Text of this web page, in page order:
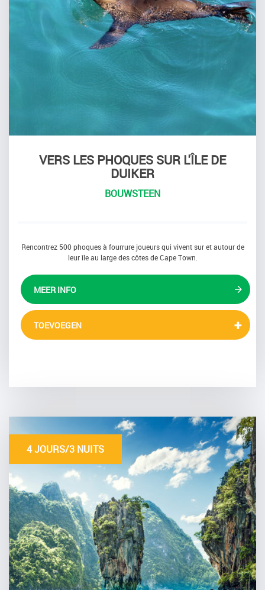
VERS LES PHOQUES SUR L'ÎLE DE
DUIKER
BOUWSTEEN
Rencontrez 500 phoques à fourrure joueurs qui vivent sur et autour de
leur île au large des côtes de Cape Town.
MEER INFO
TOEVOEGEN
4 JOURS/3 NUITS